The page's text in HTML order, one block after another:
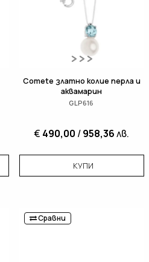
Comete златно колие перла и
аквамарин
GLP616
€ 490,00 /958,36лв.
КУПИ
Сравни